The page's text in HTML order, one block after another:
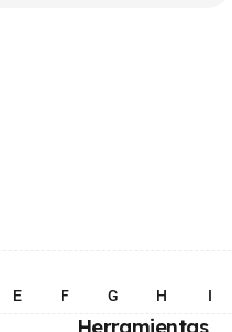
E F G H I